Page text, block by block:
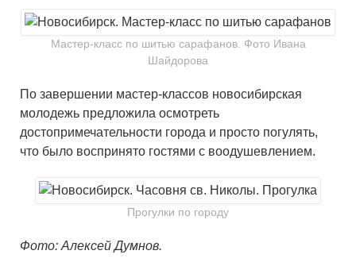
Мастер-класс по шитью сарафанов. Фото Ивана
Шайдорова
По завершении мастер-классов новосибирская
молодежь предложила осмотреть
достопримечательности города и просто погулять,
что было воспринято гостями с воодушевлением.
Прогулки по городу
Фото: Алексей Думнов.